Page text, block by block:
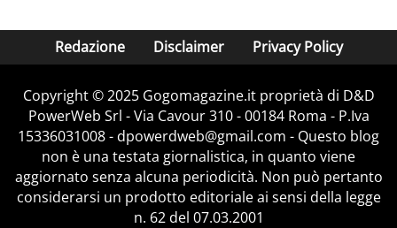
Redazione Disclaimer Privacy Policy
Copyright © 2025 Gogomagazine.it proprietà di D&D
PowerWeb Srl - Via Cavour 310 - 00184 Roma - P.Iva
15336031008 - dpowerdweb@gmail.com - Questo blog
non è una testata giornalistica, in quanto viene
aggiornato senza alcuna periodicità. Non può pertanto
considerarsi un prodotto editoriale ai sensi della legge
n. 62 del 07.03.2001